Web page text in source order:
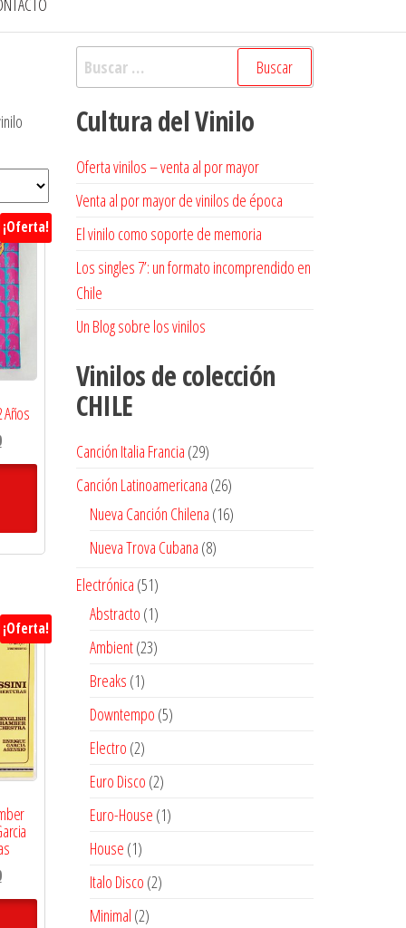
¡Oferta!
El
precio
$16.200.
¡Oferta!
El
precio
Buscar:
Cultura del Vinilo
Oferta vinilos – venta al por mayor
Venta al por mayor de vinilos de época
El vinilo como soporte de memoria
Los singles 7’: un formato incomprendido en
Chile
Un Blog sobre los vinilos
Vinilos de colección
CHILE
Canción Italia Francia 2929
productos
Canción Latinoamericana 2626
productos
Nueva Canción Chilena 1616
Nueva Trova Cubana 88
Electrónica 5151
productos
Abstracto 11
producto
Ambient 2323
Breaks 11
producto
Downtempo 55
Electro 22
productos
Euro Disco 22
productos
Euro-House 11
House 11
producto
Italo Disco 22
Minimal 22